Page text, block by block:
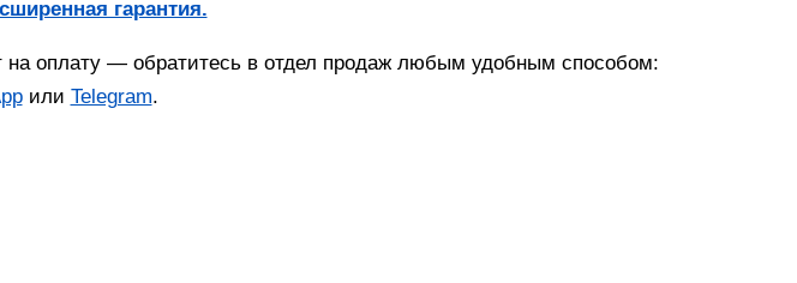
гарантия.
на оплату — обратитесь в отдел продаж любым удобным способом:
или Telegram.